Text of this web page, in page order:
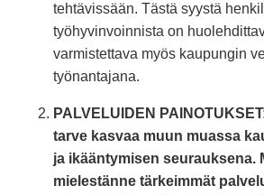
tehtävissään. Tästä syystä
työhyvinvoinnista on
varmistettava myös kaupungin
työnantajana.
PALVELUIDEN
tarve kasvaa muun muassa
ja ikääntymisen seurauksena.
mielestänne tärkeimmät